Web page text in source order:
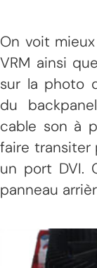
On voit
VRM ainsi
sur la photo
du
cable son à
faire transiter
un port DVI.
panneau